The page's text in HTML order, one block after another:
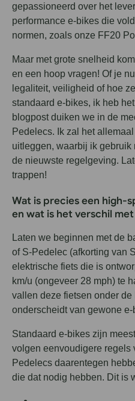
gepassioneerd over het
performance e-bikes die
normen, zoals onze FF20
Maar met grote snelheid
en een hoop vragen! Of je
legaliteit, veiligheid of hoe
standaard e-bikes, ik heb
blogpost duiken we in de
Pedelecs. Ik zal het
uitleggen, waarbij ik gebruik
de nieuwste regelgeving.
trappen!
Wat is precies een high-
en wat is het verschil
Laten we beginnen met de
of S-Pedelec (afkorting van
elektrische fiets die is
km/u (ongeveer 28 mph) te
vallen deze fietsen onder
onderscheidt van gewone e-
Standaard e-bikes zijn
volgen eenvoudigere regels
Pedelecs daarentegen
die dat nodig hebben. Dit is